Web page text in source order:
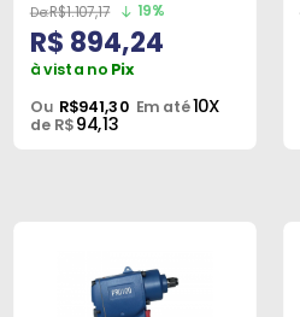
R$1.107,17 19%
R$ 894,24
à vista no Pix
Ou R$941,30 Em até10X
de R$94,13